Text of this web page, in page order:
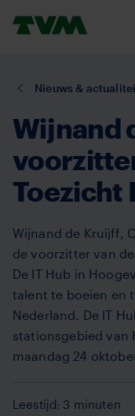
inhoud
U
hier:
Nieuws &
Wijnand
Toezicht
Wijnand de Kruijff,
de voorzitter van
De IT Hub in
talent te boeien en
Nederland. De IT
stationsgebied van
maandag 24
Leestijd: 3 minuten